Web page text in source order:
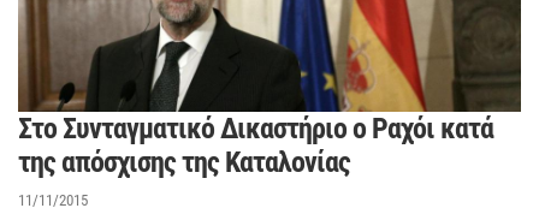
Στο Συνταγματικό Δικαστήριο ο Ραχόι κατά
της απόσχισης της Καταλονίας
11/11/2015